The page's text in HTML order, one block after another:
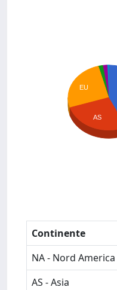
EU
AS
Continente
NA - Nord America
AS - Asia